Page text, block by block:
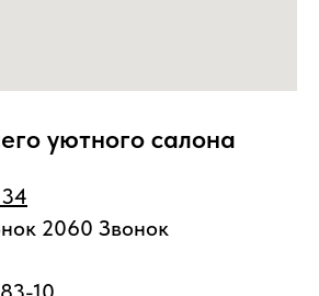
уютного салона
2060 Звонок